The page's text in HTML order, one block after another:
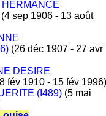
HERMANCE
sep 1906 - 13 août
(26 déc 1907 - 27 avr
DESIRE
fév 1910 - 15 fév 1996)
(I489)(5 mai